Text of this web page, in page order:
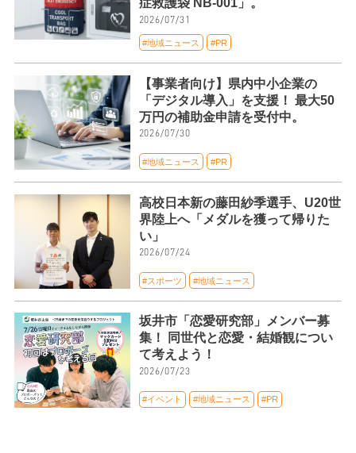
症救護袋 NB-001」。
2026/07/31
#地域ニュース #PR
【事業者向け】県内中小企業の
「デジタル導入」を支援！ 最大50
万円の補助金申請を受付中。
2026/07/30
#地域ニュース #PR
高校日本新の藤田紗季選手、U20世
界陸上へ「メダルを獲って帰りた
い」
2026/07/24
#スポーツ #地域ニュース
坂井市「恋愛研究部」メンバー募
集！ 同世代と恋愛・結婚観につい
て考えよう！
2026/07/23
#イベント #地域ニュース #PR